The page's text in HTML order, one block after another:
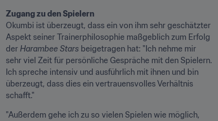
Zugang zu den Spielern
Okumbi ist überzeugt, dass ein von ihm sehr geschätzter
Aspekt seiner Trainerphilosophie maßgeblich zum Erfolg
der Harambee Stars beigetragen hat: "Ich nehme mir
sehr viel Zeit für persönliche Gespräche mit den Spielern.
Ich spreche intensiv und ausführlich mit ihnen und bin
überzeugt, dass dies ein vertrauensvolles Verhältnis
schafft."
"Außerdem gehe ich zu so vielen Spielen wie möglich,